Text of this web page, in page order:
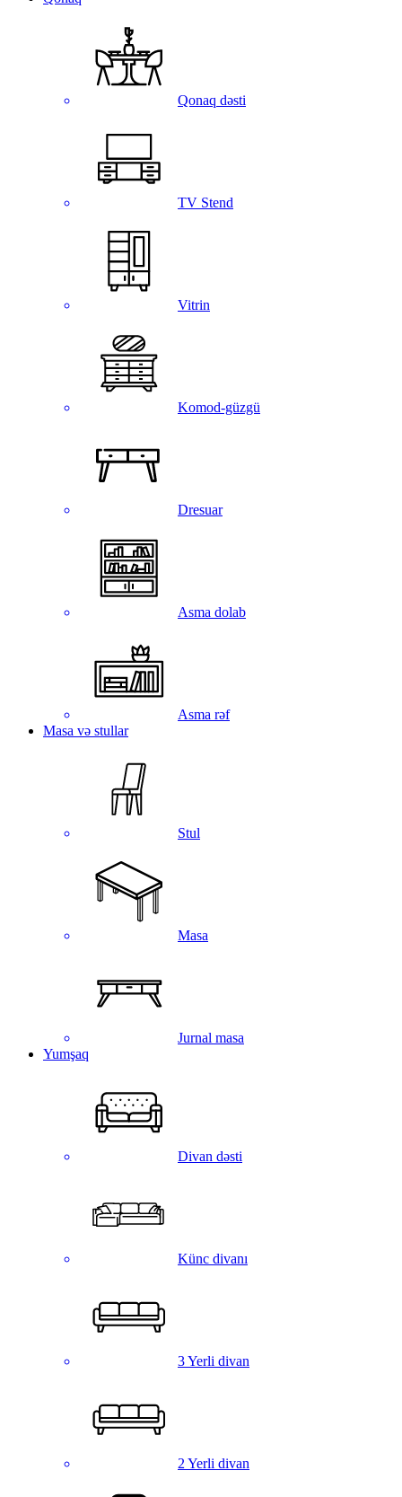
Qonaq dəsti
TV Stend
Vitrin
Komod-güzgü
Dresuar
Asma dolab
Asma rəf
Masa və stullar
Stul
Masa
Jurnal masa
Yumşaq
Divan dəsti
Künc divanı
3 Yerli divan
2 Yerli divan